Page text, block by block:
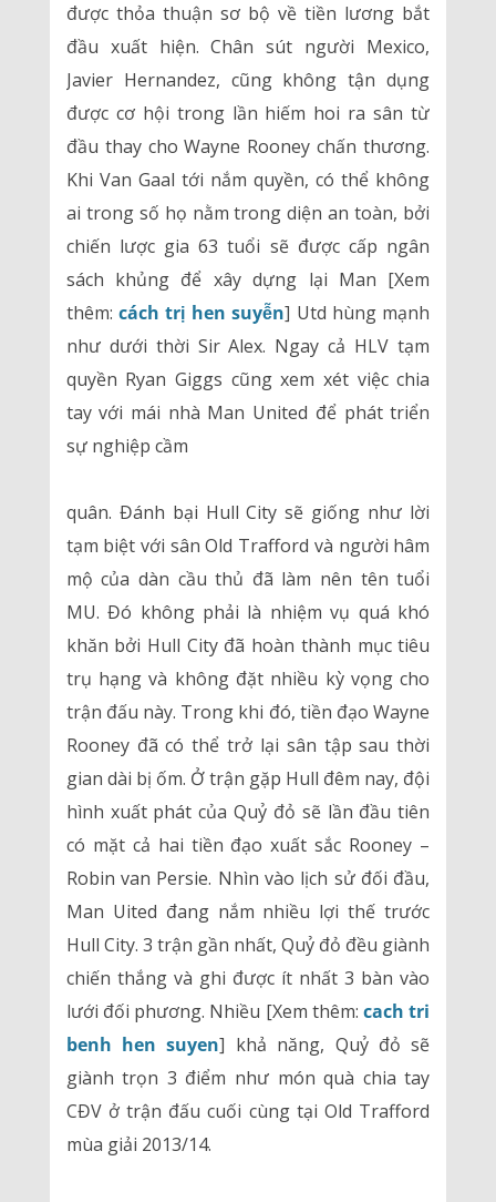
được thỏa thuận sơ bộ về tiền lương bắt
đầu xuất hiện. Chân sút người Mexico,
Javier Hernandez, cũng không tận dụng
được cơ hội trong lần hiếm hoi ra sân từ
đầu thay cho Wayne Rooney chấn thương.
Khi Van Gaal tới nắm quyền, có thể không
ai trong số họ nằm trong diện an toàn, bởi
chiến lược gia 63 tuổi sẽ được cấp ngân
sách khủng để xây dựng lại Man [Xem
thêm:cách trị hen suyễn] Utd hùng mạnh
như dưới thời Sir Alex. Ngay cả HLV tạm
quyền Ryan Giggs cũng xem xét việc chia
tay với mái nhà Man United để phát triển
sự nghiệp cầm
quân. Đánh bại Hull City sẽ giống như lời
tạm biệt với sân Old Trafford và người hâm
mộ của dàn cầu thủ đã làm nên tên tuổi
MU. Đó không phải là nhiệm vụ quá khó
khăn bởi Hull City đã hoàn thành mục tiêu
trụ hạng và không đặt nhiều kỳ vọng cho
trận đấu này. Trong khi đó, tiền đạo Wayne
Rooney đã có thể trở lại sân tập sau thời
gian dài bị ốm. Ở trận gặp Hull đêm nay, đội
hình xuất phát của Quỷ đỏ sẽ lần đầu tiên
có mặt cả hai tiền đạo xuất sắc Rooney –
Robin van Persie. Nhìn vào lịch sử đối đầu,
Man Uited đang nắm nhiều lợi thế trước
Hull City. 3 trận gần nhất, Quỷ đỏ đều giành
chiến thắng và ghi được ít nhất 3 bàn vào
lưới đối phương. Nhiều [Xem thêm: cach tri
benh hen suyen] khả năng, Quỷ đỏ sẽ
giành trọn 3 điểm như món quà chia tay
CĐV ở trận đấu cuối cùng tại Old Trafford
mùa giải 2013/14.